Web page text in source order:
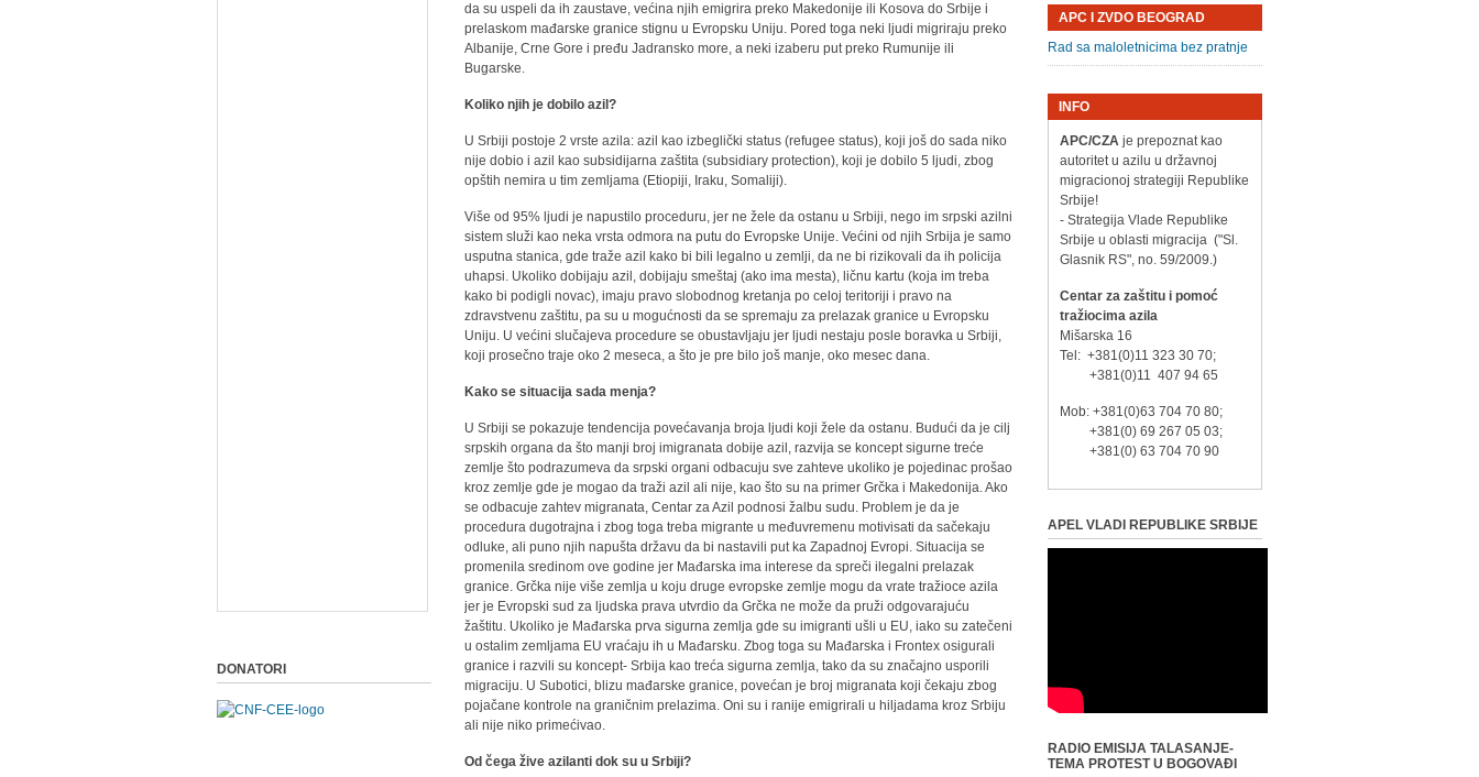
da su uspeli da ih zaustave, većina njih emigrira preko Makedonije ili Kosova do Srbije i
prelaskom mađarske granice stignu u Evropsku Uniju. Pored toga neki ljudi migriraju preko
Albanije, Crne Gore i pređu Jadransko more, a neki izaberu put preko Rumunije ili
Bugarske.
Koliko njih je dobilo azil?
U Srbiji postoje 2 vrste azila: azil kao izbeglički status (refugee status), koji još do sada niko
nije dobio i azil kao subsidijarna zaštita (subsidiary protection), koji je dobilo 5 ljudi, zbog
opštih nemira u tim zemljama (Etiopiji, Iraku, Somaliji).
Više od 95% ljudi je napustilo proceduru, jer ne žele da ostanu u Srbiji, nego im srpski azilni
sistem služi kao neka vrsta odmora na putu do Evropske Unije. Većini od njih Srbija je samo
usputna stanica, gde traže azil kako bi bili legalno u zemlji, da ne bi rizikovali da ih policija
uhapsi. Ukoliko dobijaju azil, dobijaju smeštaj (ako ima mesta), ličnu kartu (koja im treba
kako bi podigli novac), imaju pravo slobodnog kretanja po celoj teritoriji i pravo na
zdravstvenu zaštitu, pa su u mogućnosti da se spremaju za prelazak granice u Evropsku
Uniju. U većini slučajeva procedure se obustavljaju jer ljudi nestaju posle boravka u Srbiji,
koji prosečno traje oko 2 meseca, a što je pre bilo još manje, oko mesec dana.
Kako se situacija sada menja?
U Srbiji se pokazuje tendencija povećavanja broja ljudi koji žele da ostanu. Budući da je cilj
srpskih organa da što manji broj imigranata dobije azil, razvija se koncept sigurne treće
zemlje što podrazumeva da srpski organi odbacuju sve zahteve ukoliko je pojedinac prošao
kroz zemlje gde je mogao da traži azil ali nije, kao što su na primer Grčka i Makedonija. Ako
se odbacuje zahtev migranata, Centar za Azil podnosi žalbu sudu. Problem je da je
procedura dugotrajna i zbog toga treba migrante u međuvremenu motivisati da sačekaju
odluke, ali puno njih napušta državu da bi nastavili put ka Zapadnoj Evropi. Situacija se
promenila sredinom ove godine jer Mađarska ima interese da spreči ilegalni prelazak
granice. Grčka nije više zemlja u koju druge evropske zemlje mogu da vrate tražioce azila
jer je Evropski sud za ljudska prava utvrdio da Grčka ne može da pruži odgovarajuću
žaštitu. Ukoliko je Mađarska prva sigurna zemlja gde su imigranti ušli u EU, iako su zatečeni
u ostalim zemljama EU vraćaju ih u Mađarsku. Zbog toga su Mađarska i Frontex osigurali
granice i razvili su koncept- Srbija kao treća sigurna zemlja, tako da su značajno usporili
migraciju. U Subotici, blizu mađarske granice, povećan je broj migranata koji čekaju zbog
pojačane kontrole na graničnim prelazima. Oni su i ranije emigrirali u hiljadama kroz Srbiju
ali nije niko primećivao.
Od čega žive azilanti dok su u Srbiji?
DONATORI
APC I ZVDO BEOGRAD
Rad sa maloletnicima bez pratnje
INFO
APC/CZAje prepoznat kao
autoritet u azilu u državnoj
migracionoj strategiji Republike
Srbije!
- Strategija Vlade Republike
Srbije u oblasti migracija ("Sl.
Glasnik RS", no. 59/2009.)
Centar za zaštitu i pomoć
tražiocima azila
Mišarska 16
Tel: +381(0)11 323 30 70;
+381(0)11 407 94 65
Mob: +381(0)63 704 70 80;
+381(0) 69 267 05 03;
+381(0) 63 704 70 90
APEL VLADI REPUBLIKE SRBIJE
RADIO EMISIJA TALASANJE-
TEMA PROTEST U BOGOVAĐI